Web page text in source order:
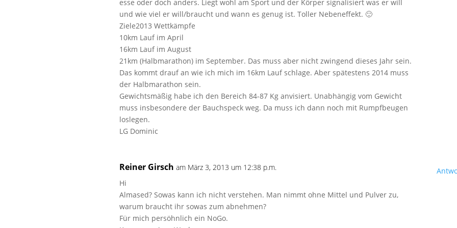
esse oder doch anders. Liegt wohl am Sport und der Körper signalisiert was er will
und wie viel er will/braucht und wann es genug ist. Toller Nebeneffekt. 🙂
Ziele2013 Wettkämpfe
10km Lauf im April
16km Lauf im August
21km (Halbmarathon) im September. Das muss aber nicht zwingend dieses Jahr sein.
Das kommt drauf an wie ich mich im 16km Lauf schlage. Aber spätestens 2014 muss
der Halbmarathon sein.
Gewichtsmäßig habe ich den Bereich 84-87 Kg anvisiert. Unabhängig vom Gewicht
muss insbesondere der Bauchspeck weg. Da muss ich dann noch mit Rumpfbeugen
loslegen.
LG Dominic
Reiner Girsch am März 3, 2013 um 12:38 p.m.
Hi
Almased? Sowas kann ich nicht verstehen. Man nimmt ohne Mittel und Pulver zu,
warum braucht ihr sowas zum abnehmen?
Für mich persöhnlich ein NoGo.